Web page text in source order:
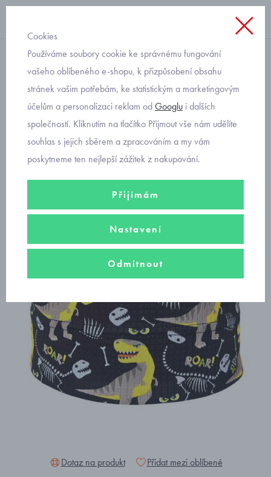
funkční zateplená
dětská funkční čepice RDX
dinosauři F1102P černá
Dotaz na produkt
Přidat mezi oblíbené
Cookies
Používáme soubory cookie ke správnému fungování
vašeho oblíbeného e-shopu, k přizpůsobení obsahu
stránek vašim potřebám, ke statistickým a marketingovým
účelům a personalizaci reklam odGooglu i dalších
společností. Kliknutím na tlačítko Přijmout vše nám udělíte
souhlas s jejich sběrem a zpracováním a my vám
poskytneme ten nejlepší zážitek z nakupování.
Přijímám
Nastavení
Odmítnout